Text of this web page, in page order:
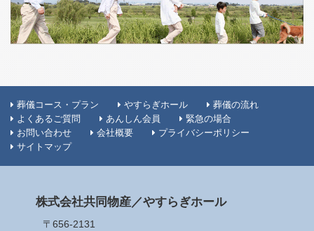
葬儀コース・プラン やすらぎホール
葬儀の流れ
よくあるご質問
あんしん会員
緊急の場合
お問い合わせ
会社概要
プライバシーポリシー
サイトマップ
株式会社共同物産／やすらぎホール
〒656-2131